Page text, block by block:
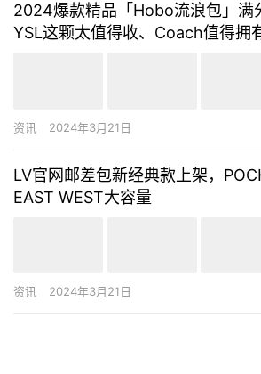
2024爆款精品「Hobo流浪包」满
YSL这颗太值得收、Coach值得拥
资讯 2024年3月21日
LV官网邮差包新经典款上架，
EAST WEST大容量
资讯 2024年3月21日